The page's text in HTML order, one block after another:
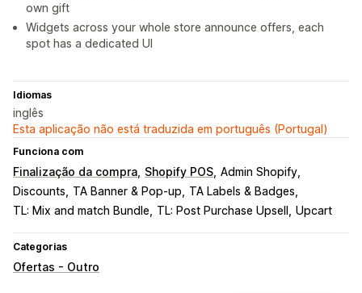
own gift
Widgets across your whole store announce offers, each
spot has a dedicated UI
Idiomas
inglês
Esta aplicação não está traduzida em português (Portugal)
Funciona com
Finalização da compra Shopify POS Admin Shopify
Discounts
TA Banner & Pop-up
TA Labels & Badges
TL: Mix and match Bundle
TL: Post Purchase Upsell Upcart
Categorias
Ofertas - Outro